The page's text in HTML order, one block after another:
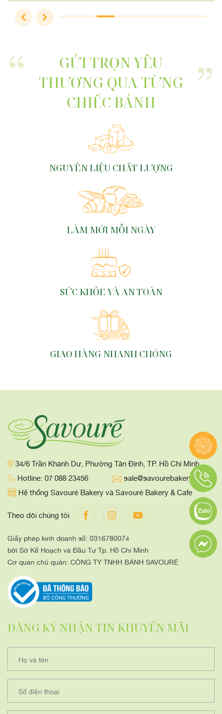
GỬI TRỌN YÊU
THƯƠNG QUA TỪNG
CHIẾC BÁNH
NGUYÊN LIỆU CHẤT LƯỢNG
LÀM MỚI MỖI NGÀY
SỨC KHỎE VÀ AN TOÀN
GIAO HÀNG NHANH CHÓNG
34/6 Trần Khánh Dư, Phường Tân Định, TP. Hồ Chí Minh
Hotline: 07 088 23456
sale@savourebakery.com
Hệ thống Savouré Bakery và Savouré Bakery & Cafe
Theo dõi chúng tôi
Giấy phép kinh doanh số: 0316780074
bởi Sở Kế Hoạch và Đầu Tư Tp. Hồ Chí Minh
Cơ quan chủ quản: CÔNG TY TNHH BÁNH SAVOURÉ
ĐĂNG KÝ NHẬN TIN KHUYẾN MÃI
Họ và tên
Số điện thoại